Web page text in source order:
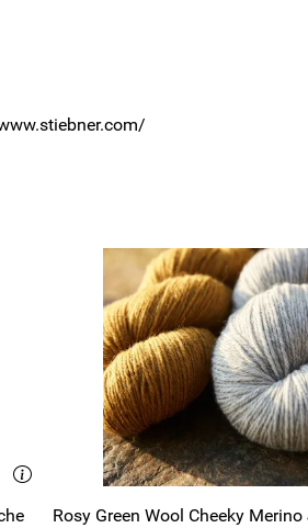
Rosy Green Wool Cheeky